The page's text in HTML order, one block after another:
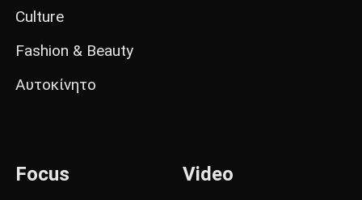
Culture
Fashion & Beauty
Αυτοκίνητο
Focus Video